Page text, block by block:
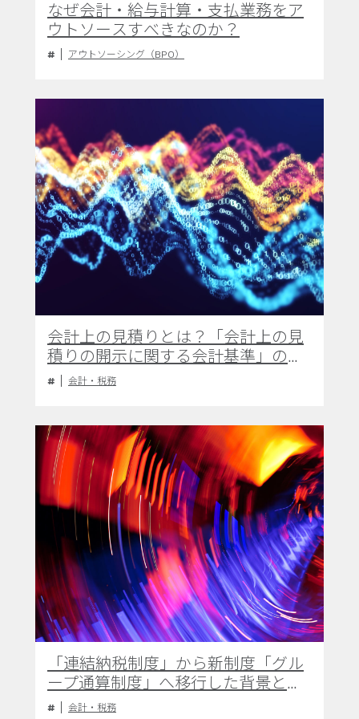
なぜ会計・給与計算・支払業務をア
ウトソースすべきなのか？
アウトソーシング（BPO）
会計上の見積りとは？「会計上の見
積りの開示に関する会計基準」の制
定についても紹介
会計・税務
「連結納税制度」から新制度「グル
ープ通算制度」へ移行した背景と双
方の相違点
会計・税務